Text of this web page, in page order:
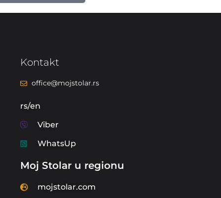
Kontakt
office@mojstolar.rs
rs/en
Viber
WhatsUp
Moj Stolar u regionu
mojstolar.com